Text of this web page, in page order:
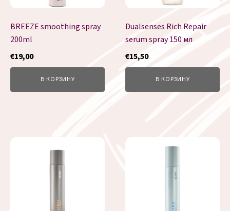
BREEZE smoothing spray
200ml
€19,00
В КОРЗИНУ
Dualsenses Rich Repair
serum spray 150 мл
€15,50
В КОРЗИНУ